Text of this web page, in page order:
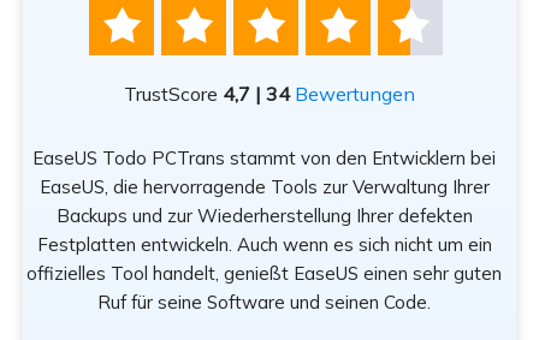
    
TrustScore 4,7 | 34 Bewertungen
EaseUS Todo PCTrans stammt von den Entwicklern bei
EaseUS, die hervorragende Tools zur Verwaltung Ihrer
Backups und zur Wiederherstellung Ihrer defekten
Festplatten entwickeln. Auch wenn es sich nicht um ein
offizielles Tool handelt, genießt EaseUS einen sehr guten
Ruf für seine Software und seinen Code.